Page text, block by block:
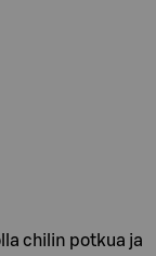
chilin potkua ja